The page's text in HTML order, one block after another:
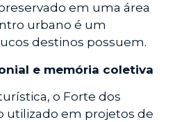
em uma área
urbano é um
destinos possuem.
e memória coletiva
o Forte dos
utilizado em projetos de